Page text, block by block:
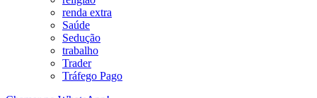
renda extra
Saúde
Sedução
trabalho
Trader
Tráfego Pago